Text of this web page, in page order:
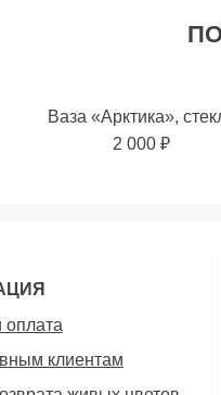
Ваза «Арктика»,
2 000 ₽
оплата
клиентам